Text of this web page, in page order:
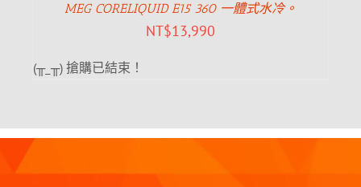
MEG CORELIQUID E15 360 一體式水冷。
NT$13,990
(╥_╥) 搶購已結束！